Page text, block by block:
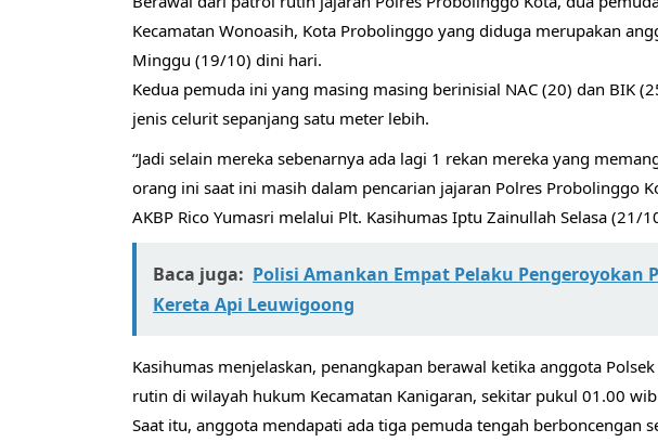
Kecamatan Wonoasih, Kota Probolinggo yang diduga merupakan
Minggu (19/10) dini hari.
Kedua pemuda ini yang masing masing berinisial NAC (20) dan BIK
jenis celurit sepanjang satu meter lebih.
“Jadi selain mereka sebenarnya ada lagi 1 rekan mereka yang
orang ini saat ini masih dalam pencarian jajaran Polres Probolinggo
AKBP Rico Yumasri melalui Plt. Kasihumas Iptu Zainullah Selasa (21/
Baca juga: Polisi Amankan Empat Pelaku Pengeroyokan
Kereta Api Leuwigoong
Kasihumas menjelaskan, penangkapan berawal ketika anggota
rutin di wilayah hukum Kecamatan Kanigaran, sekitar pukul 01.00
Saat itu, anggota mendapati ada tiga pemuda tengah berboncengan